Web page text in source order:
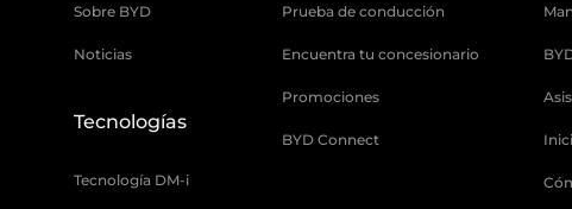
Sobre BYD
Noticias
Tecnologías
Tecnología DM-i
Prueba de conducción
Encuentra tu concesionario
Promociones
BYD Connect